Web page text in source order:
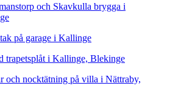
och Skavkulla brygga i
på garage i Kallinge
trapetsplåt i Kallinge, Blekinge
och nocktätning på villa i Nättraby,